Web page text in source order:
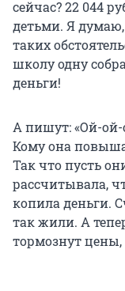
сейчас? 22 044
детьми. Я
таких
школу одну
деньги!
А пишут: «Ой-ой-
Кому она
Так что пусть
рассчитывала,
копила деньги.
так жили. А
тормознут